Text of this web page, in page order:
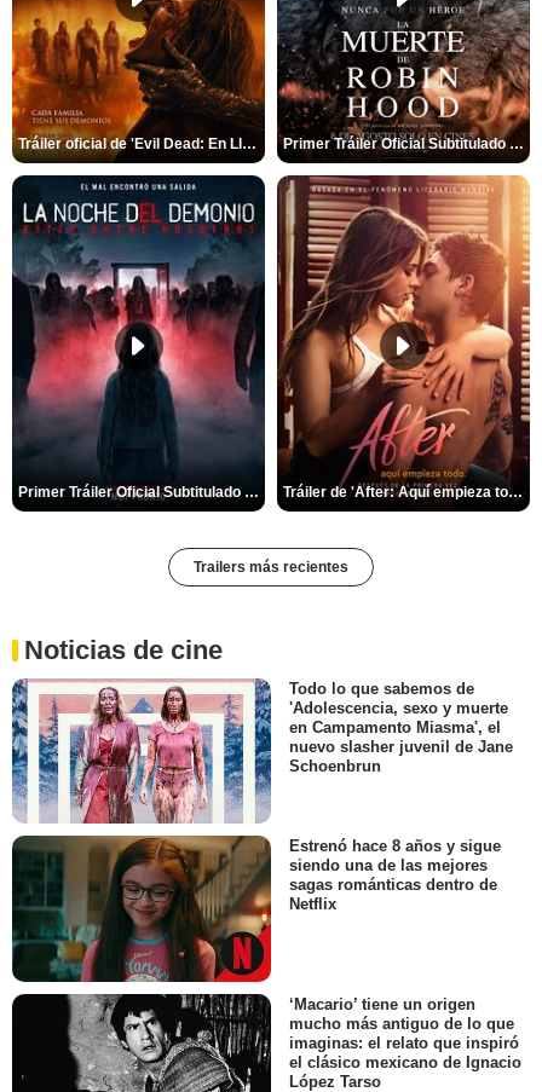
Tráiler oficial de 'Evil Dead: En Llamas' Primer Tráiler Oficial Subtitulado de 'La Muerte de Robin Hood'
Primer Tráiler Oficial Subtitulado de 'La Noche Del Demonio: Están Entre Nosotros' Tráiler de 'After: Aquí empieza todo'
Trailers más recientes
Noticias de cine
Todo lo que sabemos de
'Adolescencia, sexo y muerte
en Campamento Miasma', el
nuevo slasher juvenil de Jane
Schoenbrun
Estrenó hace 8 años y sigue
siendo una de las mejores
sagas románticas dentro de
Netflix
‘Macario’ tiene un origen
mucho más antiguo de lo que
imaginas: el relato que inspiró
el clásico mexicano de Ignacio
López Tarso